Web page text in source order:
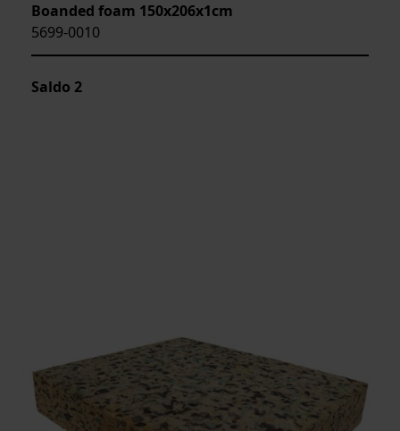
Boanded foam 150x206x1cm
5699-0010
Saldo 2